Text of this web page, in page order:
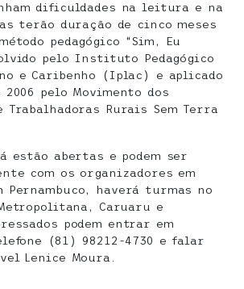
dificuldades na leitura e na
terão duração de cinco meses
pedagógico “Sim, Eu
pelo Instituto Pedagógico
e Caribenho (Iplac) e aplicado
pelo Movimento dos
Trabalhadoras Rurais Sem Terra
estão abertas e podem ser
com os organizadores em
Pernambuco, haverá turmas no
Caruaru e
podem entrar em
(81) 98212-4730 e falar
Lenice Moura.